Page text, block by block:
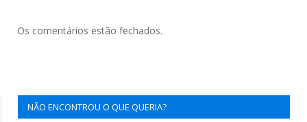
Os comentários estão fechados.
NÃO ENCONTROU O QUE QUERIA?